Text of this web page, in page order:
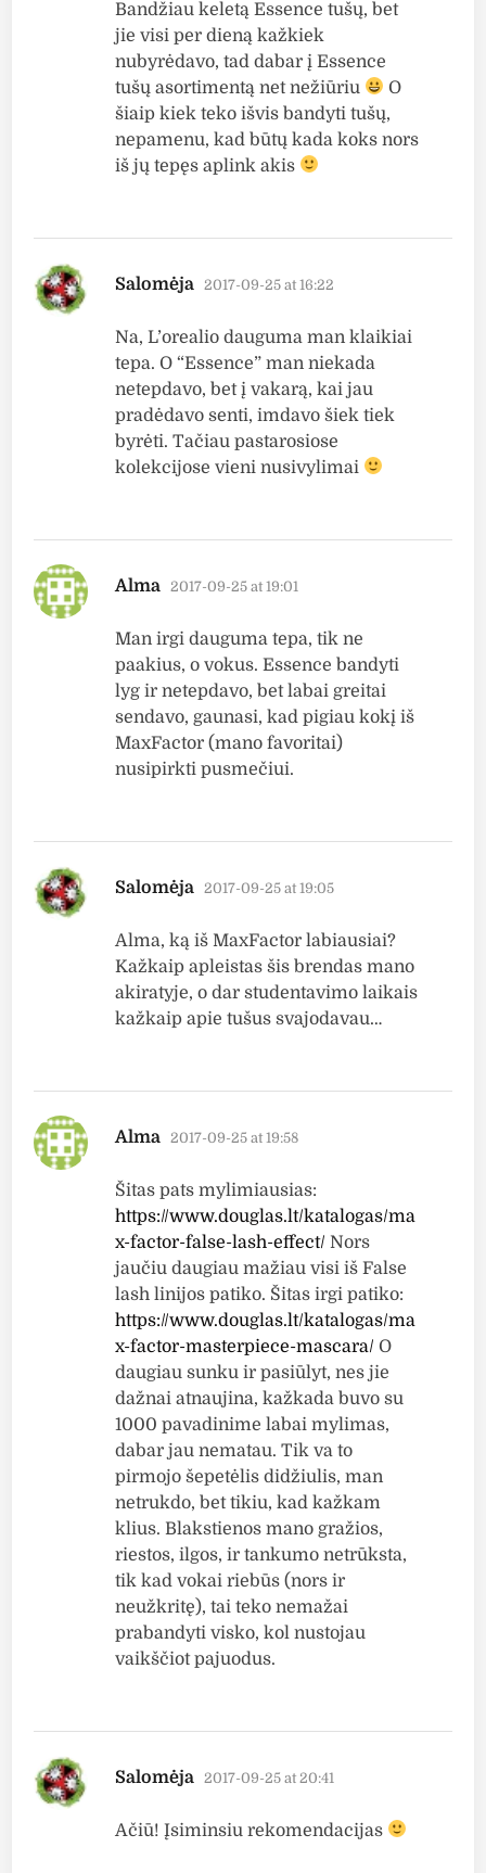
Bandžiau keletą Essence tušų, bet
jie visi per dieną kažkiek
nubyrėdavo, tad dabar į Essence
tušų asortimentą net nežiūriu
O
šiaip kiek teko išvis bandyti tušų,
nepamenu, kad būtų kada koks nors
iš jų tepęs aplink akis
Salomėja says:
2017-09-25 at 16:22
Na, L’orealio dauguma man klaikiai
tepa. O “Essence” man niekada
netepdavo, bet į vakarą, kai jau
pradėdavo senti, imdavo šiek tiek
byrėti. Tačiau pastarosiose
kolekcijose vieni nusivylimai
Alma says:
2017-09-25 at 19:01
Man irgi dauguma tepa, tik ne
paakius, o vokus. Essence bandyti
lyg ir netepdavo, bet labai greitai
sendavo, gaunasi, kad pigiau kokį iš
MaxFactor (mano favoritai)
nusipirkti pusmečiui.
Salomėja says:
2017-09-25 at 19:05
Alma, ką iš MaxFactor labiausiai?
Kažkaip apleistas šis brendas mano
akiratyje, o dar studentavimo laikais
kažkaip apie tušus svajodavau…
Alma says:
2017-09-25 at 19:58
Šitas pats mylimiausias:
https://www.douglas.lt/katalogas/ma
x-factor-false-lash-effect/ Nors
jaučiu daugiau mažiau visi iš False
lash linijos patiko. Šitas irgi patiko:
https://www.douglas.lt/katalogas/ma
x-factor-masterpiece-mascara/ O
daugiau sunku ir pasiūlyt, nes jie
dažnai atnaujina, kažkada buvo su
1000 pavadinime labai mylimas,
dabar jau nematau. Tik va to
pirmojo šepetėlis didžiulis, man
netrukdo, bet tikiu, kad kažkam
klius. Blakstienos mano gražios,
riestos, ilgos, ir tankumo netrūksta,
tik kad vokai riebūs (nors ir
neužkritę), tai teko nemažai
prabandyti visko, kol nustojau
vaikščiot pajuodus.
Salomėja says:
2017-09-25 at 20:41
Ačiū! Įsiminsiu rekomendacijas